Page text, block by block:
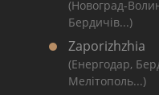
(Новоград-
Бердичів...)
Zaporizhzhia
(Енергодар,
Мелітополь...)